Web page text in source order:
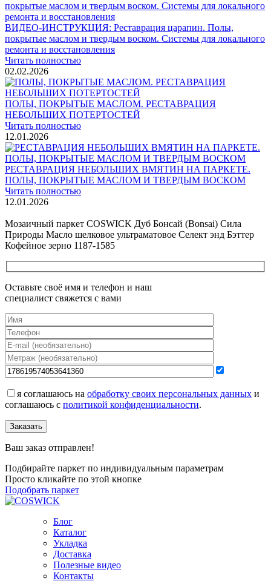
ВИДЕО-ИНСТРУКЦИЯ: Реставрация царапин. Полы,
покрытые маслом и твердым воском. Системы для локального
ремонта и восстановления
Читать полностью
02.02.2026
ПОЛЫ, ПОКРЫТЫЕ МАСЛОМ. РЕСТАВРАЦИЯ
НЕБОЛЬШИХ ПОТЕРТОСТЕЙ
Читать полностью
12.01.2026
РЕСТАВРАЦИЯ НЕБОЛЬШИХ ВМЯТИН НА ПАРКЕТЕ.
ПОЛЫ, ПОКРЫТЫЕ МАСЛОМ И ТВЕРДЫМ ВОСКОМ
Читать полностью
12.01.2026
Мозаичный паркет COSWICK Дуб Бонсай (Bonsai) Сила
Природы Масло шелковое ультраматовое Селект энд Бэттер
Кофейное зерно 1187-1585
Оставьте своё имя и телефон и наш
специалист свяжется с вами
я соглашаюсь на обработку своих персональных данных и
соглашаюсь с политикой конфиденциальности.
Заказать
Ваш заказ отправлен!
Подбирайте паркет по индивидуальным параметрам
Просто кликайте по этой кнопке
Подобрать паркет
Блог
Каталог
Укладка
Доставка
Полезные видео
Контакты